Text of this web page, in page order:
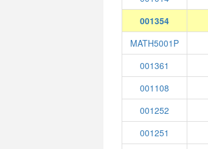
001354
MATH5001P
001361
001108
001252
001251